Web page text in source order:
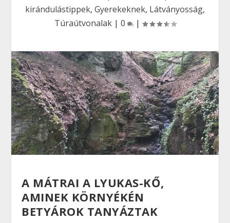
kirándulástippek, Gyerekeknek, Látványosság,
Túraútvonalak| 0 |
A MÁTRAI A LYUKAS-KŐ,
AMINEK KÖRNYÉKÉN
BETYÁROK TANYÁZTAK